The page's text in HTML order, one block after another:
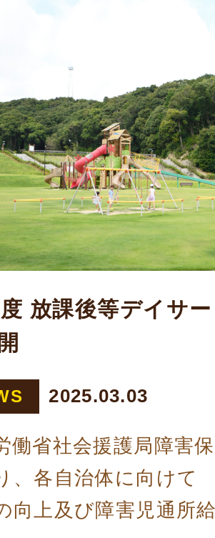
放課後等デイサ
2025.03.03
働省社会援護局障害
、各自治体に向けて
向上及び障害児通所